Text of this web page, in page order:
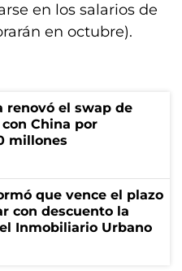
en los salarios de
en octubre).
renovó el swap de
China por
millones
que vence el plazo
con descuento la
Inmobiliario Urbano